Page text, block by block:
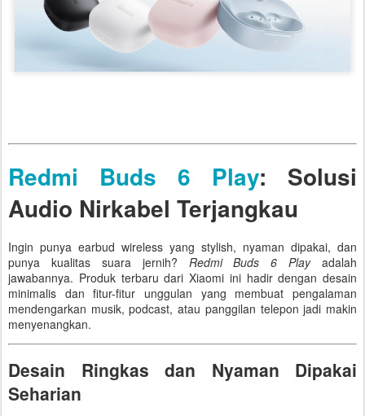
Redmi Buds 6 Play: Solusi
Audio Nirkabel Terjangkau
Ingin punya earbud wireless yang stylish, nyaman dipakai, dan
punya kualitas suara jernih? Redmi Buds 6 Playadalah
jawabannya. Produk terbaru dari Xiaomi ini hadir dengan desain
minimalis dan fitur-fitur unggulan yang membuat pengalaman
mendengarkan musik, podcast, atau panggilan telepon jadi makin
menyenangkan.
Desain Ringkas dan Nyaman Dipakai
Seharian